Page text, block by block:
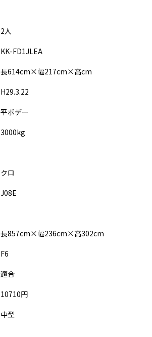
2人
KK-FD1JLEA
長614cm×幅217cm×高cm
H29.3.22
平ボデー
3000kg
クロ
J08E
長857cm×幅236cm×高302cm
F6
適合
10710円
中型